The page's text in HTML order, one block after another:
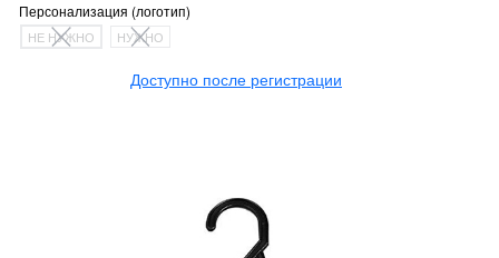
Персонализация (логотип)
НЕ НУЖНО НУЖНО
Доступно после регистрации